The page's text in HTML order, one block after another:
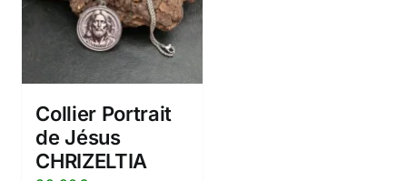
Collier Portrait
de Jésus
CHRIZELTIA